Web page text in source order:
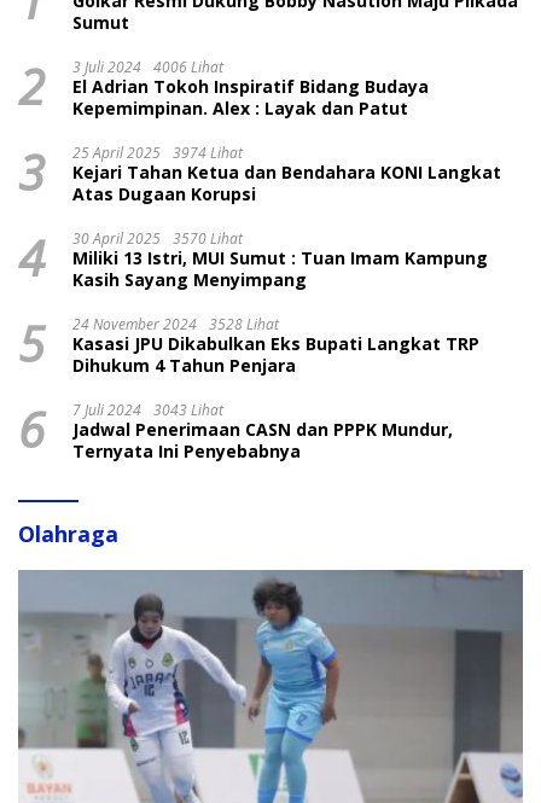
Sumut
2 3 Juli 2024 4006 Lihat
El Adrian Tokoh Inspiratif Bidang Budaya
Kepemimpinan. Alex : Layak dan Patut
3 25 April 2025 3974 Lihat
Kejari Tahan Ketua dan Bendahara KONI Langkat
Atas Dugaan Korupsi
4 30 April 2025 3570 Lihat
Miliki 13 Istri, MUI Sumut : Tuan Imam Kampung
Kasih Sayang Menyimpang
5 24 November 2024 3528 Lihat
Kasasi JPU Dikabulkan Eks Bupati Langkat TRP
Dihukum 4 Tahun Penjara
6 7 Juli 2024 3043 Lihat
Jadwal Penerimaan CASN dan PPPK Mundur,
Ternyata Ini Penyebabnya
Olahraga